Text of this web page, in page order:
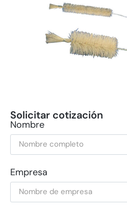
Solicitar cotización
Nombre
Empresa